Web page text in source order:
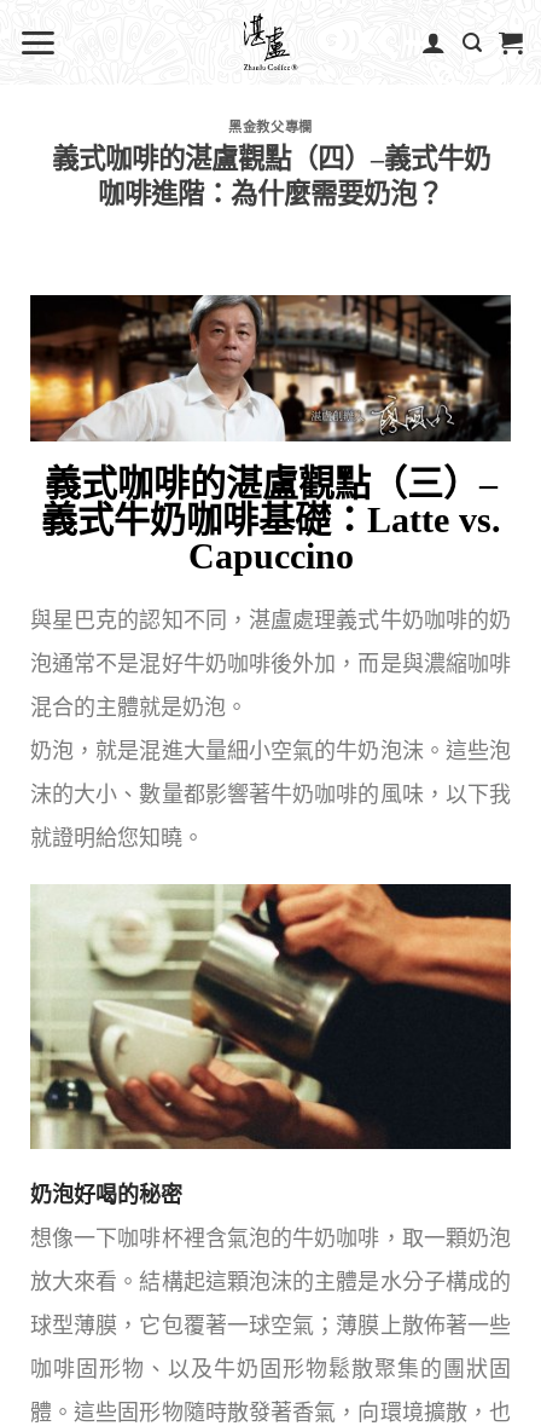
黑金教父專欄
義式咖啡的湛盧觀點（四）–義式牛奶
咖啡進階：為什麼需要奶泡？
義式咖啡的湛盧觀點（三）–
義式牛奶咖啡基礎：Latte vs.
Capuccino
與星巴克的認知不同，湛盧處理義式牛奶咖啡的奶
泡通常不是混好牛奶咖啡後外加，而是與濃縮咖啡
混合的主體就是奶泡。
奶泡，就是混進大量細小空氣的牛奶泡沫。這些泡
沫的大小、數量都影響著牛奶咖啡的風味，以下我
就證明給您知曉。
奶泡好喝的秘密
想像一下咖啡杯裡含氣泡的牛奶咖啡，取一顆奶泡
放大來看。結構起這顆泡沫的主體是水分子構成的
球型薄膜，它包覆著一球空氣；薄膜上散佈著一些
咖啡固形物、以及牛奶固形物鬆散聚集的團狀固
體。這些固形物隨時散發著香氣，向環境擴散，也